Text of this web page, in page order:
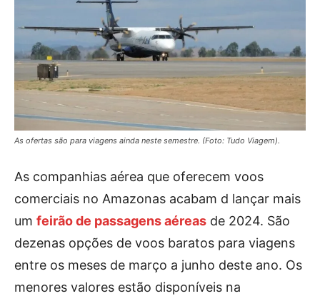
As ofertas são para viagens ainda neste semestre. (Foto: Tudo Viagem).
As companhias aérea que oferecem voos
comerciais no Amazonas acabam d lançar mais
um feirão de passagens aéreas de 2024. São
dezenas opções de voos baratos para viagens
entre os meses de março a junho deste ano. Os
menores valores estão disponíveis na